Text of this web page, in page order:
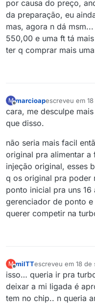
por causa do preço,
da preparação, eu
mas, agora n dá
550,00 e uma ft tá
ter q comprar mais
M marcioapescreveu em
última edição
cara, me desculpe
que disso.
não seria mais facil
original pra alimentar a
injeção original, esses
q os original pra poder
ponto inicial pra uns 16
gerenciador de ponto
querer competir na
M milTTescreveu em 18 de
última edição por
isso… queria ir pra
deixar a mi ligada é
tem no chip.. n queria